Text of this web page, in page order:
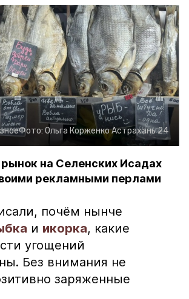
Фото: Ольга КорженкоАстрахань 24
на Селенских Исадах
рекламными перлами
почём нынче
и икорка, какие
угощений
Без внимания не
заряженные